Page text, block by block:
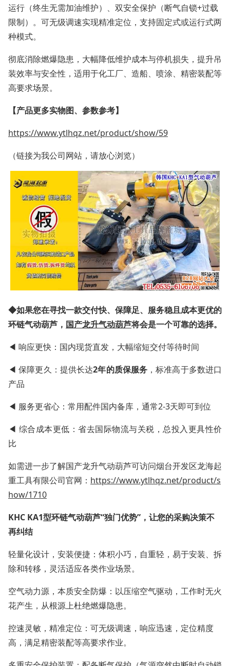
运行（终生无需加油维护）、双安全保护（断气自锁+过载
限制）。可无级调速实现精准定位，支持固定式或运行式两
种模式。
彻底消除燃爆隐患，大幅降低维护成本与停机损失，提升吊
装效率与安全性，适用于化工厂、造船、喷涂、精密装配等
高要求场景。
【产品更多实物图、参数参考】
https://www.ytlhqz.net/product/show/59
（链接为我公司网站，请放心浏览）
◆如果您在寻找一款交付快、保障足、服务稳且成本更优的
环链气动葫芦 ， 国产龙升气动葫芦将会是一个可靠的选择。
◀ 响应更快：国内现货直发，大幅缩短交付等待时间
◀ 保障更久：提供长达2年的质保服务 ，标准高于多数进口
产品
◀ 服务更省心：常用配件国内备库，通常2-3天即可到位
◀ 综合成本更低：省去国际物流与关税，总投入更具性价
比
如需进一步了解国产龙升气动葫芦可访问烟台开发区龙海起
重工具有限公司官网： https://www.ytlhqz.net/product/s
how/1710
KHC KA1型环链气动葫芦“独门优势”，让您的采购决策不
再纠结
轻量化设计，安装便捷：体积小巧，自重轻，易于安装、拆
除和转移，灵活适应各类作业场景。
空气动力源，本质安全防爆：以压缩空气驱动，工作时无火
花产生，从根源上杜绝燃爆隐患。
控速灵敏，精准定位：可无级调速，响应迅速，定位精度
高，满足精密装配等高要求作业。